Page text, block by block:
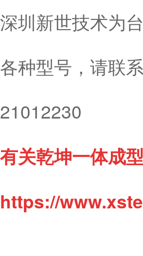
深圳新世技术为
各种型号，请联
21012230
有关乾坤一体成
https://